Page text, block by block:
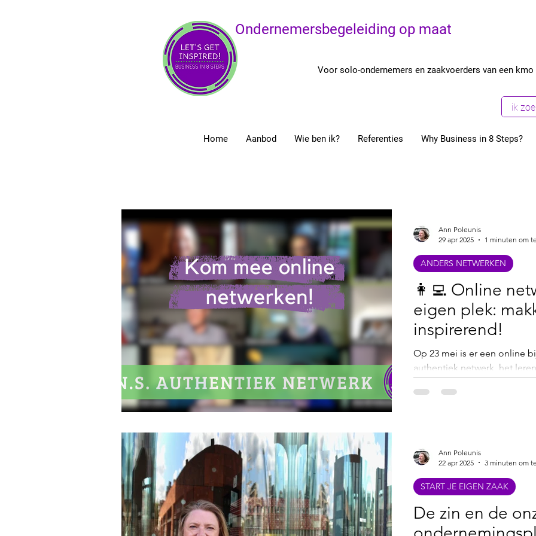
Ondernemersbegeleiding op maat
Voor solo-ondernemers en zaakvoerders van een kmo
Home Aanbod Wie ben ik? Referenties Why Business in 8 Steps?
Ondernemersbegeleiding Ondernemers Coaching
Zaakvoerder Opleiding Online workshops Wandelen en werken aan je zaak
Starterscommunity van Let's get ins Zelfrealisatie Zelfzorg Ondernemers in
Online netwerken Zelffinanciering Anders Netwerken
👩‍💻 Online
eigen plek:
inspirerend!
Op 23 mei is er een online
authentiek netwerk, het
ondernemers met elkaar in
laagdrempelig online
zijn voor ondernemers.
ANDERS NETWERKEN
Ann Poleunis
29 apr 2025
1 minuten om
De zin en de
START JE EIGEN ZAAK
Ann Poleunis
22 apr 2025
3 minuten om